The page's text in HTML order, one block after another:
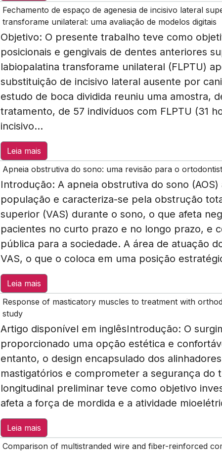
Fechamento de espaço de agenesia de incisivo lateral
transforame unilateral: uma avaliação de modelos digitais
Objetivo: O presente trabalho teve como
posicionais e gengivais de dentes anteriores
labiopalatina transforame unilateral (FLPTU)
substituição de incisivo lateral ausente por
estudo de boca dividida reuniu uma amostra,
tratamento, de 57 indivíduos com FLPTU (31
incisivo...
Leia mais
Apneia obstrutiva do sono: uma revisão para o
Introdução: A apneia obstrutiva do sono
população e caracteriza-se pela obstrução
superior (VAS) durante o sono, o que afeta
pacientes no curto prazo e no longo prazo, e
pública para a sociedade. A área de atuação
VAS, o que o coloca em uma posição
Leia mais
Response of masticatory muscles to treatment with
study
Artigo disponível em inglêsIntrodução: O
proporcionado uma opção estética e
entanto, o design encapsulado dos
mastigatórios e comprometer a segurança do
longitudinal preliminar teve como objetivo
afeta a força de mordida e a atividade
Leia mais
Comparison of multistranded wire and fiber-reinforced